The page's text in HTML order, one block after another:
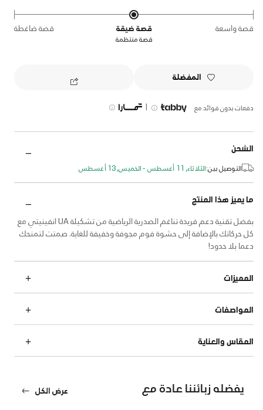
قصة واسعة قصة ضيقة قصة ضاغطة
قصة منتظمة
المفضلة
دفعات بدون فوائد مع |
الشحن
التوصيل بين:الثلاثاء, 11 أغسطس - الخميس, 13 أغسطس
ما يميز هذا المنتج
بفضل تقنية دعم فريدة تناغم الصدرية الرياضية من تشكيلة UA انفينيتي مع
كل حركاتك بالإضافة إلى حشوة فوم مجوفة وخفيفة للغاية. صمتت لتمنحك
دعما بلا حدود!
المميزات
المواصفات
المقاس والعناية
يفضله زبائننا عادة مع عرض الكل